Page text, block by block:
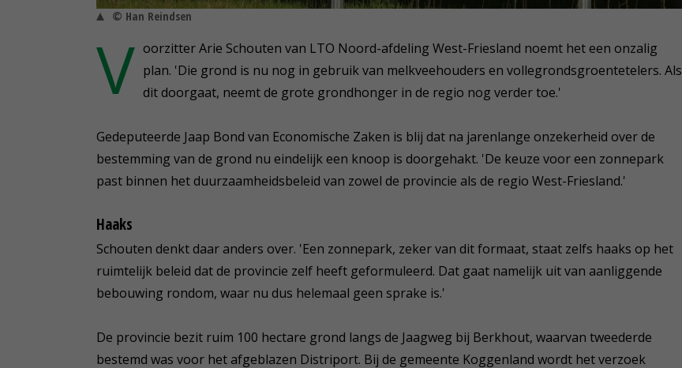
© Han Reindsen
V oorzitter Arie Schouten van LTO Noord-afdeling West-Friesland noemt het een onzalig
plan. 'Die grond is nu nog in gebruik van melkveehouders en vollegrondsgroentetelers. Als
dit doorgaat, neemt de grote grondhonger in de regio nog verder toe.'
Gedeputeerde Jaap Bond van Economische Zaken is blij dat na jarenlange onzekerheid over de
bestemming van de grond nu eindelijk een knoop is doorgehakt. 'De keuze voor een zonnepark
past binnen het duurzaamheidsbeleid van zowel de provincie als de regio West-Friesland.'
Haaks
Schouten denkt daar anders over. 'Een zonnepark, zeker van dit formaat, staat zelfs haaks op het
ruimtelijk beleid dat de provincie zelf heeft geformuleerd. Dat gaat namelijk uit van aanliggende
bebouwing rondom, waar nu dus helemaal geen sprake is.'
De provincie bezit ruim 100 hectare grond langs de Jaagweg bij Berkhout, waarvan tweederde
bestemd was voor het afgeblazen Distriport. Bij de gemeente Koggenland wordt het verzoek